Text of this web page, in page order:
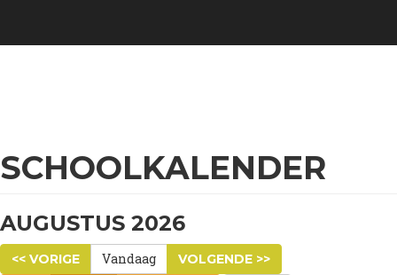
en
SCHOOLKALENDER
AUGUSTUS 2026
<< VORIGE Vandaag VOLGENDE >>